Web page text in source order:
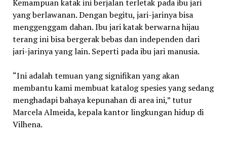
Kemampuan katak ini berjalan terletak pada ibu jari
yang berlawanan. Dengan begitu, jari-jarinya bisa
menggenggam dahan. Ibu jari katak berwarna hijau
terang ini bisa bergerak bebas dan independen dari
jari-jarinya yang lain. Seperti pada ibu jari manusia.
“Ini adalah temuan yang signifikan yang akan
membantu kami membuat katalog spesies yang sedang
menghadapi bahaya kepunahan di area ini,” tutur
Marcela Almeida, kepala kantor lingkungan hidup di
Vilhena.